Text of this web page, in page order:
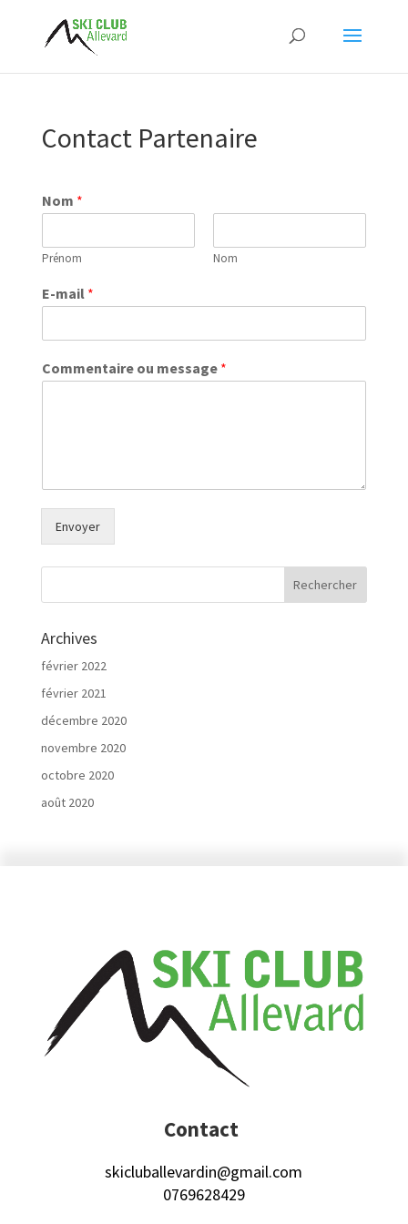
Contact Partenaire
Nom *
Prénom Nom
E-mail *
Commentaire ou message *
Envoyer
Archives
février 2022
février 2021
décembre 2020
novembre 2020
octobre 2020
août 2020
Contact
skicluballevardin@gmail.com
0769628429